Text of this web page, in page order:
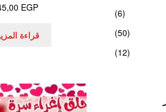
EGP
قراءة
(6)
(50)
(12)